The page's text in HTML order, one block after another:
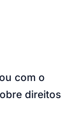
com o
direitos